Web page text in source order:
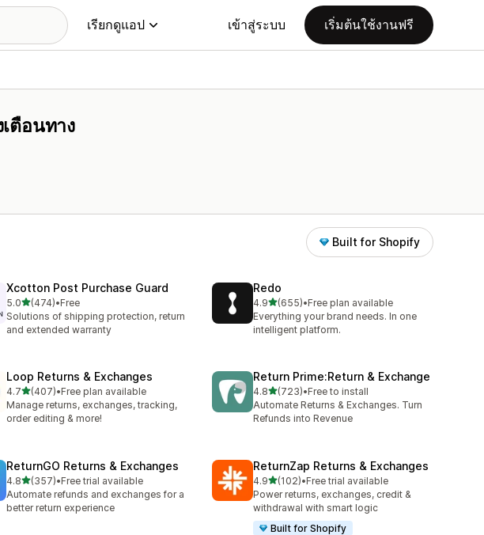
เรียกดูแอป เข้าสู่ระบบ เริ่มต้นใช้งานฟรี
ตือนทาง
Built for Shopify
Xcotton Post Purchase Guard
5.0เต็ม 5 ดาว
(474)
ทั้งหมด 474 รีวิว
•Free
Solutions of shipping protection, return
and extended warranty
Redo
4.9เต็ม 5 ดาว
(655)
ทั้งหมด 655 รีวิว
•Free plan available
Everything your brand needs. In one
intelligent platform.
Loop Returns & Exchanges
4.7เต็ม 5 ดาว
(407)
ทั้งหมด 407 รีวิว
•Free plan available
Manage returns, exchanges, tracking,
order editing & more!
Return Prime:Return & Exchange
4.8เต็ม 5 ดาว
(723)
ทั้งหมด 723 รีวิว
•Free to install
Automate Returns & Exchanges. Turn
Refunds into Revenue
ReturnGO Returns & Exchanges
4.8เต็ม 5 ดาว
(357)
ทั้งหมด 357 รีวิว
•Free trial available
Automate refunds and exchanges for a
better return experience
ReturnZap Returns & Exchanges
4.9เต็ม 5 ดาว
(102)
ทั้งหมด 102 รีวิว
•Free trial available
Power returns, exchanges, credit &
withdrawal with smart logic
Built for Shopify